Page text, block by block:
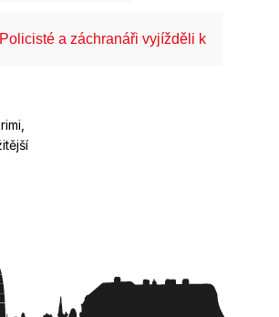
Policisté a záchranáři vyjížděli k pádům z